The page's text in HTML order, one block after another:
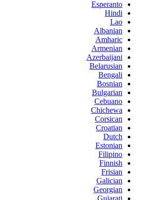
Esperanto
Hindi
Lao
Albanian
Amharic
Armenian
Azerbaijani
Belarusian
Bengali
Bosnian
Bulgarian
Cebuano
Chichewa
Corsican
Croatian
Dutch
Estonian
Filipino
Finnish
Frisian
Galician
Georgian